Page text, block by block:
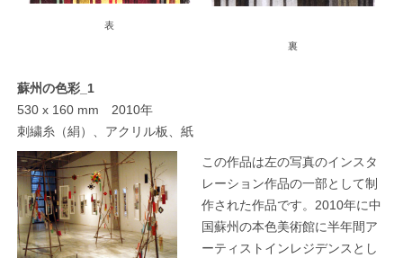
表
裏
蘇州の色彩_1
530 x 160 mm 2010年
刺繍糸（絹）、アクリル板、紙
この作品は左の写真のインスタ
レーション作品の一部として制
作された作品です。2010年に中
国蘇州の本色美術館に半年間ア
ーティストインレジデンスとし